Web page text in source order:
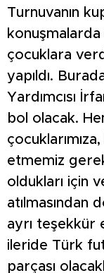
Turnuvanın
çocuklara
yapıldı.
Yardımcısı
bol olacak.
etmemiz
oldukları için
atılmasından
ayrı teşekkür
ileride Türk
parçası